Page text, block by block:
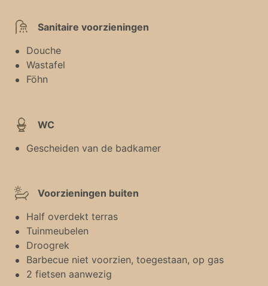
Sanitaire voorzieningen
Douche
Wastafel
Föhn
WC
Gescheiden van de badkamer
Voorzieningen buiten
Half overdekt terras
Tuinmeubelen
Droogrek
Barbecue niet voorzien, toegestaan, op gas
2 fietsen aanwezig